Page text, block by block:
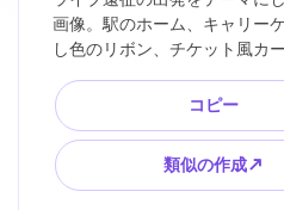
画像。駅のホーム、キャリー
し色のリボン、チケット風カー
高揚感、旅行記録やSNS投稿に
風、公式名なし。
コピー
類似の作成↗